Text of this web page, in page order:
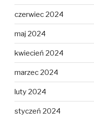
czerwiec 2024
maj 2024
kwiecień 2024
marzec 2024
luty 2024
styczeń 2024